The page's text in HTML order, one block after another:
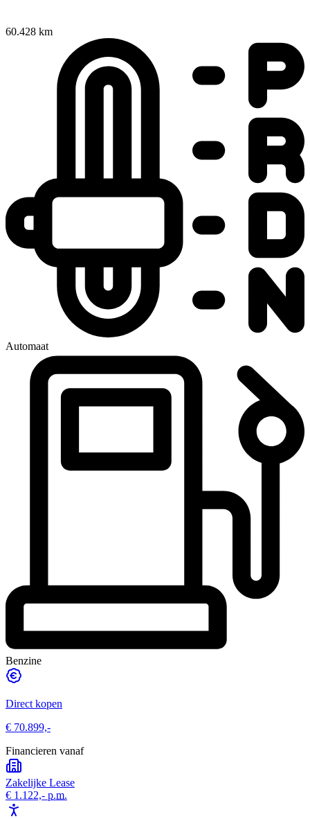
60.428 km
Automaat
Benzine
Direct kopen
€ 70.899,-
Financieren vanaf
Zakelijke Lease
€ 1.122,- p.m.